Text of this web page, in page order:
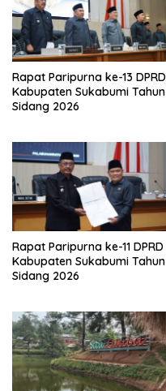
Rapat Paripurna ke-13 DPRD
Kabupaten Sukabumi Tahun
Sidang 2026
Rapat Paripurna ke-11 DPRD
Kabupaten Sukabumi Tahun
Sidang 2026